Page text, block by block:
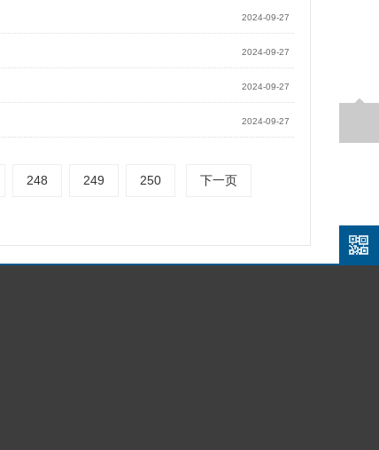
2024-09-27
2024-09-27
2024-09-27
2024-09-27
248 249 250 下一页